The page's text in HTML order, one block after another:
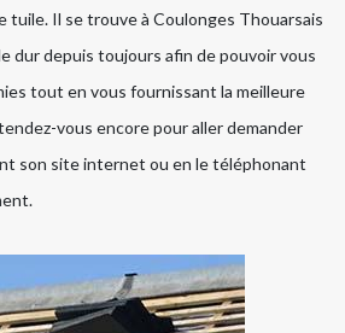
tuile. Il se trouve à Coulonges Thouarsais
dur depuis toujours afin de pouvoir vous
tout en vous fournissant la meilleure
vous encore pour aller demander
son site internet ou en le téléphonant